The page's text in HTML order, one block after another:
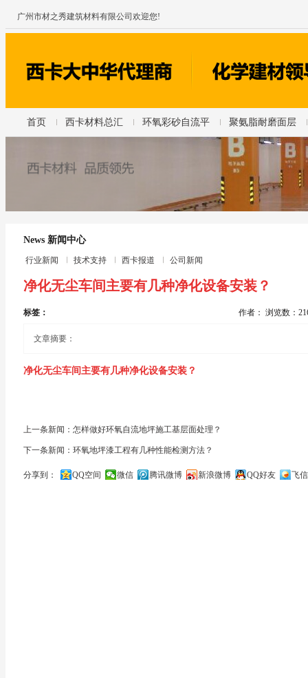
广州市材之秀建筑材料有限公司欢迎您!
首页 西卡材料总汇 环氧彩砂自流平 聚氨脂耐磨面层
News 新闻中心
行业新闻 技术支持 西卡报道 公司新闻
净化无尘车间主要有几种净化设备安装？
标签： 作者： 浏览数：
文章摘要：
净化无尘车间主要有几种净化设备安装？
个过滤段）末端有高效送风口。有必要时还装有净化增压箱。
第二、净化无尘车间回风系统要安装，回风口，过滤初效器，中效
上一条新闻：怎样做好环氧自流地坪施工基层面处理？
下一条新闻：环氧地坪漆工程有几种性能检测方法？
分享到： QQ空间 微信 腾讯微博 新浪微博 QQ好友
飞信